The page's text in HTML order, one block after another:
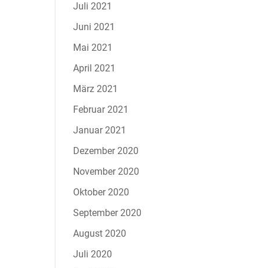
Juli 2021
Juni 2021
Mai 2021
April 2021
März 2021
Februar 2021
Januar 2021
Dezember 2020
November 2020
Oktober 2020
September 2020
August 2020
Juli 2020